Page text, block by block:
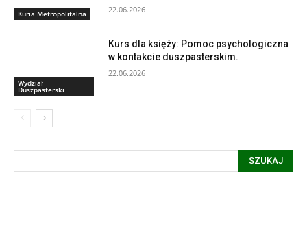
Kuria Metropolitalna 22.06.2026
Wydział
Duszpasterski
Kurs dla księży: Pomoc psychologiczna
w kontakcie duszpasterskim.
22.06.2026
SZUKAJ